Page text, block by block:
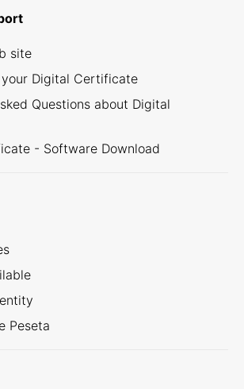
site
your Digital Certificate
Questions about Digital
- Software Download
Peseta